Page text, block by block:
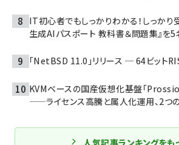
IT初心者でもしっかりわかる！しっかり
生成AIパスポート 教科書＆問題集』を5
「NetBSD 11.0」リリース ─ 64ビット
KVMベースの国産仮想化基盤「
——ライセンス高騰と属人化運用、2つ
人気記事ランキングをも